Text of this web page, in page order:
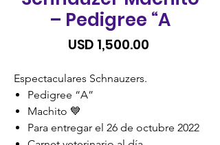
– Pedigree “A
USD 1,500.00Precio
Espectaculares Schnauzers.
Pedigree “A”
Machito 💙
Para entregar el 26 de octubre 2022